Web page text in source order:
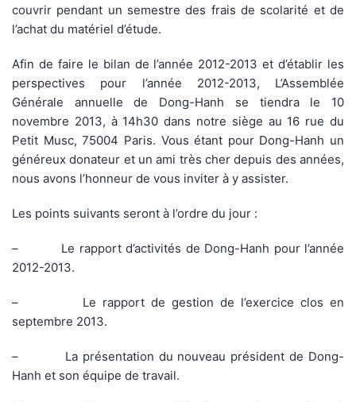
couvrir pendant un semestre des frais de scolarité et de
l’achat du matériel d’étude.
Afin de faire le bilan de l’année 2012-2013 et d’établir les
perspectives pour l’année 2012-2013, L’Assemblée
Générale annuelle de Dong-Hanh se tiendra le 10
novembre 2013, à 14h30 dans notre siège au 16 rue du
Petit Musc, 75004 Paris. Vous étant pour Dong-Hanh un
généreux donateur et un ami très cher depuis des années,
nous avons l’honneur de vous inviter à y assister.
Les points suivants seront à l’ordre du jour :
– Le rapport d’activités de Dong-Hanh pour l’année
2012-2013.
– Le rapport de gestion de l’exercice clos en
septembre 2013.
– La présentation du nouveau président de Dong-
Hanh et son équipe de travail.